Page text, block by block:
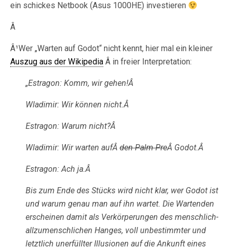
ein schickes Netbook (Asus 1000HE) investieren
Â
Â¹Wer „Warten auf Godot“ nicht kennt, hier mal ein kleiner
Auszug aus der Wikipedia Â in freier Interpretation:
„Estragon: Komm, wir gehen!Â
Wladimir: Wir können nicht.Â
Estragon: Warum nicht?Â
Wladimir: Wir warten aufÂ den Palm PreÂ Godot.Â
Estragon: Ach ja.Â
Bis zum Ende des Stücks wird nicht klar, wer Godot ist
und warum genau man auf ihn wartet. Die Wartenden
erscheinen damit als Verkörperungen des menschlich-
allzumenschlichen Hanges, voll unbestimmter und
letztlich unerfüllter Illusionen auf die Ankunft eines